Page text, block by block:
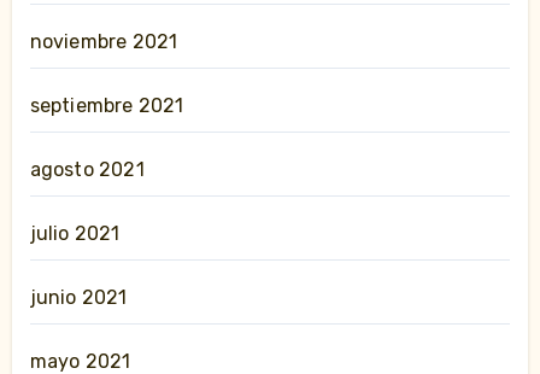
noviembre 2021
septiembre 2021
agosto 2021
julio 2021
junio 2021
mayo 2021